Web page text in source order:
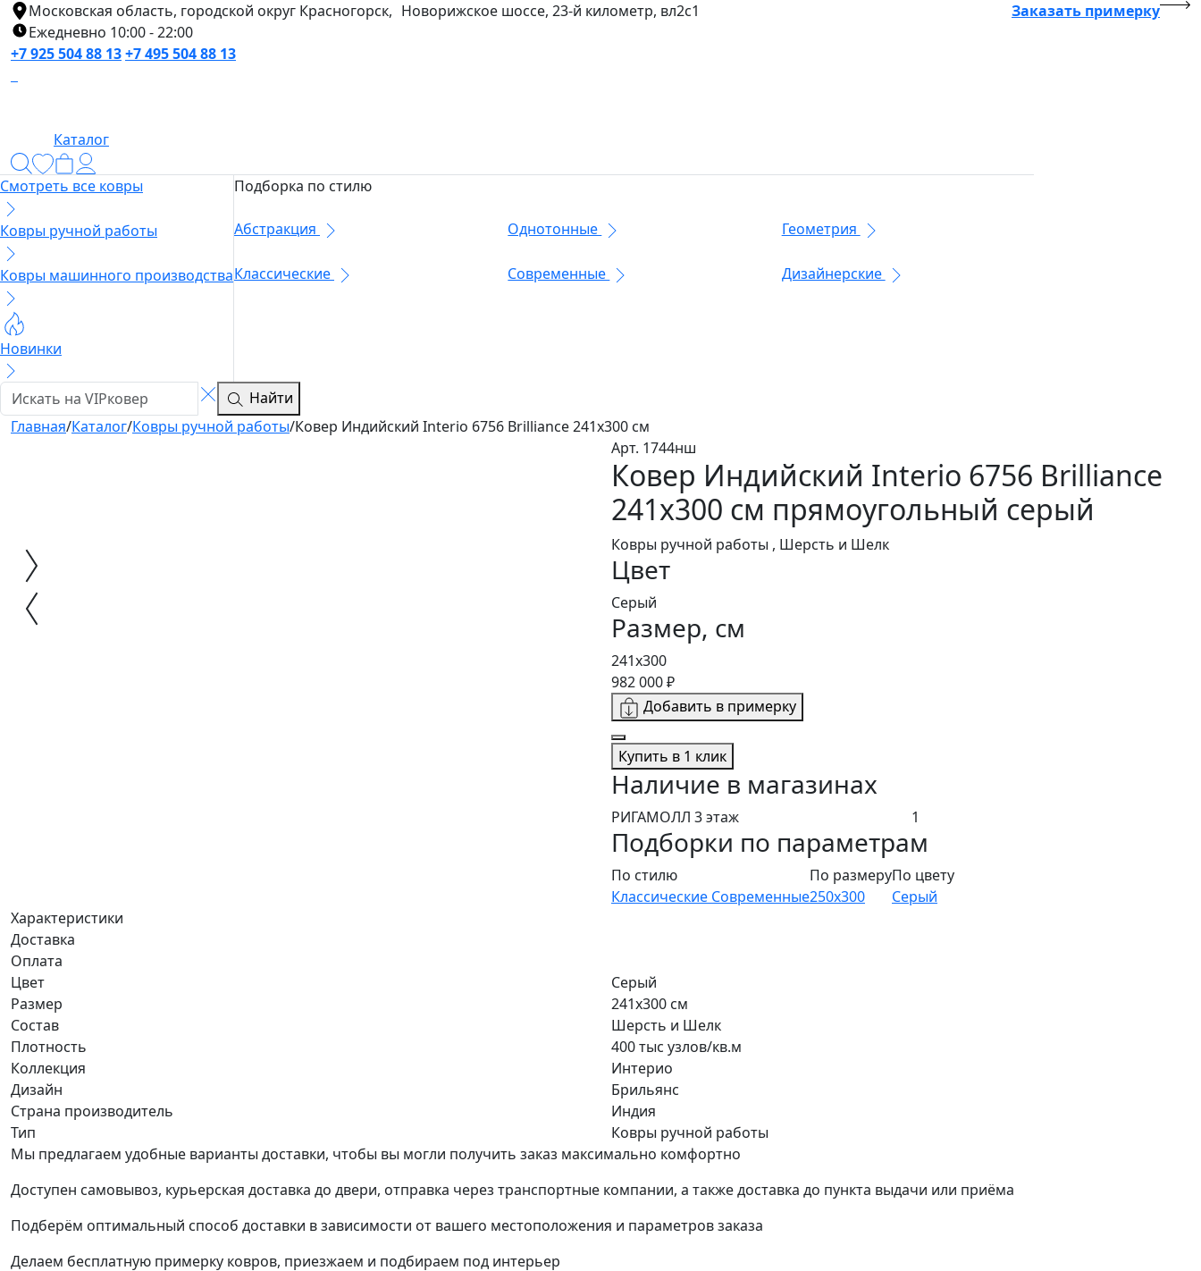
Московская область, городской округ Красногорск, Новорижское шоссе, 23-й километр, вл2с1
Ежедневно 10:00 - 22:00
+7 925 504 88 13+7 495 504 88 13
Заказать примерку
Каталог
Смотреть все ковры
Ковры ручной работы
Ковры машинного производства
Новинки
Подборка по стилю
Абстракция Однотонные Геометрия
Классические Современные Дизайнерские
Найти
Главная/Каталог/Ковры ручной работы/Ковер Индийский Interio 6756 Brilliance 241x300 см
Арт. 1744нш
Ковер Индийский Interio 6756 Brilliance
241x300 см прямоугольный серый
Ковры ручной работы , Шерсть и Шелк
Цвет
Серый
Размер, см
241x300
982 000 ₽
Добавить в примерку
Купить в 1 клик
Наличие в магазинах
РИГАМОЛЛ 3 этаж 1
Подборки по параметрам
По стилю
Классические Современные
По размеру
250x300
По цвету
Серый
Характеристики
Доставка
Оплата
Цвет
Серый
Размер
241x300 см
Состав
Шерсть и Шелк
Плотность
400 тыс узлов/кв.м
Коллекция
Интерио
Дизайн
Брильянс
Страна производитель
Индия
Тип
Ковры ручной работы
Мы предлагаем удобные варианты доставки, чтобы вы могли получить заказ максимально комфортно
Доступен самовывоз, курьерская доставка до двери, отправка через транспортные компании, а также доставка до пункта выдачи или приёма
Подберём оптимальный способ доставки в зависимости от вашего местоположения и параметров заказа
Делаем бесплатную примерку ковров, приезжаем и подбираем под интерьер